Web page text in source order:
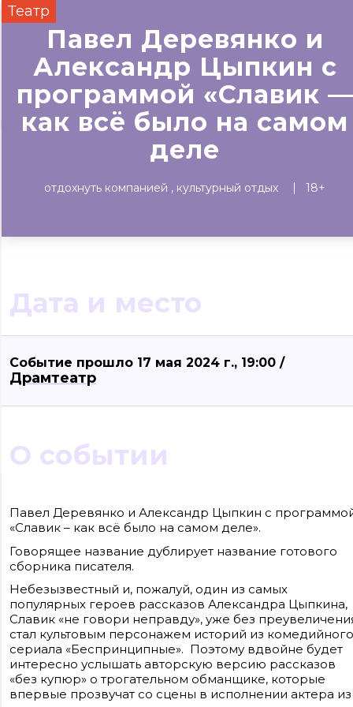
#билеты без комиссии
Концерты Театр Детям Выставки
Театр
Павел Деревянко и
Александр Цыпкин с
программой «Славик —
как всё было на самом
деле
отдохнуть компанией культурный отдых 18+
Дата и место
Событие прошло 17 мая 2024 г., 19:00 /
Драмтеатр
О событии
Павел Деревянко и Александр Цыпкин с
«Славик – как всё было на самом деле».
Говорящее название дублирует название готового
сборника писателя.
Небезызвестный и, пожалуй, один из самых
популярных героев рассказов Александра Цыпкина,
Славик «не говори неправду», уже без
стал культовым персонажем историй из комедийного
сериала «Беспринципные». Поэтому вдвойне будет
интересно услышать авторскую версию рассказов
«без купюр» о трогательном обманщике, которые
впервые прозвучат со сцены в исполнении актера из
3906148636, КПП 390601001
Контакты редакции: +7(4012) 310-124, news@klops.ru. Реклама: +7 (931) 107 50 00,
reklama@klops.ru. Афиша: +7(967) 351 20 51, reklama@klops.ru
оф. 2
Сетевое издание "Klops.ru", регистрационный номер и дата принятия
решения о регистрации: ЭЛ № ФС 77 - 78739 от 20 июля 2020 года,
информационных технологий и массовых коммуникаций (Роскомнадзор).
Учредитель: ООО "Русская медиагруппа "Западная Пресса". Главный
Фомченкова Кристина Владимировна
Материалы сайта, подписанные «CC 4.0» доступны по
лицензии Creative Commons «Attribution-ShareAlike»
(«Атрибуция — На тех же условиях») 4.0 Всемирная
Для использования остальных материалов необходимо
письменное согласие правообладателя
Политика в отношении обработки персональных